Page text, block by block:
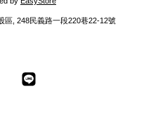
區, 248民義路一段220巷22-12號
Instagram